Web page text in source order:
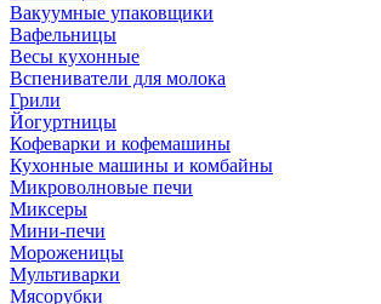
Вакуумные упаковщики
Вафельницы
Весы кухонные
Вспениватели для молока
Грили
Йогуртницы
Кофеварки и кофемашины
Кухонные машины и комбайны
Микроволновые печи
Миксеры
Мини-печи
Мороженицы
Мультиварки
Мясорубки